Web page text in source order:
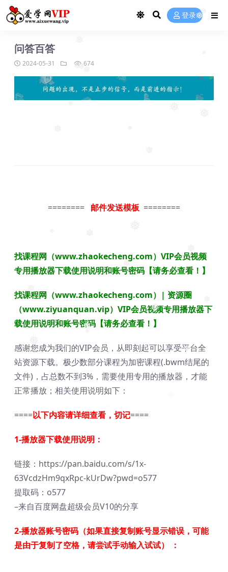
❅
❅
❅
❅
❅
❅
❅
❅
❅
❅
❅
❅
❅
登录
问答百答
2024-05-31 674
======== 邮件发送模板 ========
找课程网（www.zhaokecheng.com）VIP会员视频
专用播放器下载使用说明和账号密码【请务必查看！】
找课程网（www.zhaokecheng.com）| 资源圈
（www.ziyuanquan.vip）VIP会员视频专用播放器下
载使用说明和账号密码【请务必查看！】
感谢您成为我们的VIP会员， 从即刻起可以享受平台全
站资源下载。极少数部分课程为加密课程(.bwm结尾的
文件)，占总数不到3%，需要使用专用的播放器， 才能
正常播放；相关使用说明如下：
====以下内容请详细查看，切记====
1-播放器下载使用说明：
链接：https://pan.baidu.com/s/1x-
63VcdzHm9qxRpc-kUrDw?pwd=o577
提取码：o577
–来自百度网盘超级会员V10的分享
2-播放器账号密码 （如果直接复制账号显示错误， 可能
是由于复制了空格，请尝试手动输入试试） ：